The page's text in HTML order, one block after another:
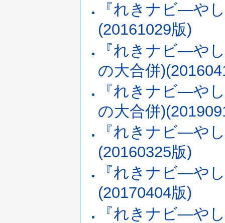
『れきナビ―や
(20161029版)
『れきナビ―や
の大合併
『れきナビ―や
の大合併
『れきナビ―や
(20160325版)
『れきナビ―や
(20170404版)
『れきナビ―や